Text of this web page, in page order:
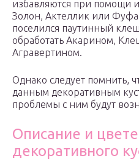
избавляются при помощи
Золон, Актеллик или
поселился паутинный
обработать Акарином,
Агравертином.
Однако следует помнить,
данным декоративным
проблемы с ним будут
Описание и
декоративного